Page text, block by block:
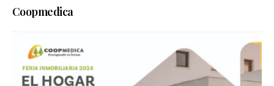
Coopmedica